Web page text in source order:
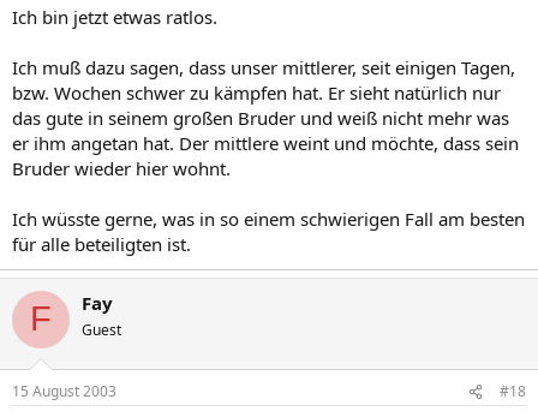
Ich bin jetzt etwas ratlos.
Ich muß dazu sagen, dass unser mittlerer, seit einigen Tagen,
bzw. Wochen schwer zu kämpfen hat. Er sieht natürlich nur
das gute in seinem großen Bruder und weiß nicht mehr was
er ihm angetan hat. Der mittlere weint und möchte, dass sein
Bruder wieder hier wohnt.
Ich wüsste gerne, was in so einem schwierigen Fall am besten
für alle beteiligten ist.
F Fay
Guest
15 August 2003 #18